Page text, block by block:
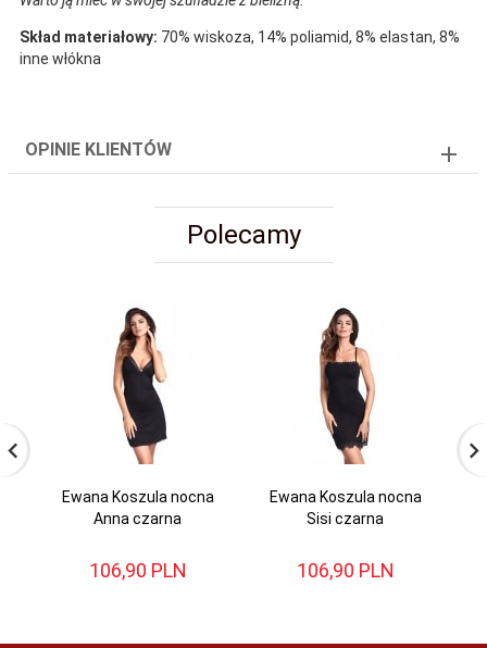
Skład materiałowy: 70% wiskoza, 14% poliamid, 8% elastan, 8%
inne włókna
OPINIE KLIENTÓW
Polecamy
Ewana Koszula nocna
Anna czarna
106,90 PLN
Ewana Koszula nocna
Sisi czarna
106,90 PLN